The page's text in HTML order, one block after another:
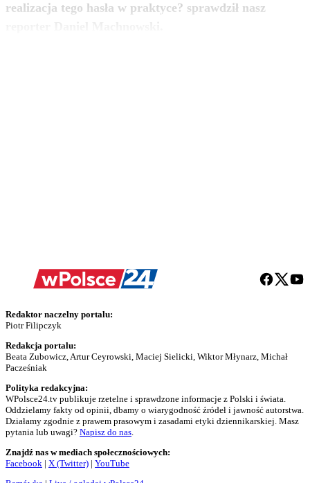
realizacja tego hasła w praktyce? sprawdził nasz
zobacz więcej
Redaktor naczelny portalu:
Piotr Filipczyk
Redakcja portalu:
Beata Zubowicz, Artur Ceyrowski, Maciej Sielicki, Wiktor Młynarz, Michał
Pacześniak
Polityka redakcyjna:
WPolsce24.tv publikuje rzetelne i sprawdzone informacje z Polski i świata.
Oddzielamy fakty od opinii, dbamy o wiarygodność źródeł i jawność autorstwa.
Działamy zgodnie z prawem prasowym i zasadami etyki dziennikarskiej. Masz
pytania lub uwagi? Napisz do nas
Znajdź nas w mediach społecznościowych:
Facebook | X (Twitter) | YouTube